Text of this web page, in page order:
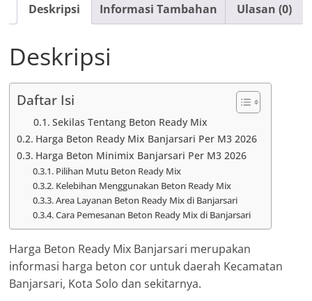
Deskripsi Informasi Tambahan Ulasan (0)
Deskripsi
Daftar Isi
Sekilas Tentang Beton Ready Mix
Harga Beton Ready Mix Banjarsari Per M3 2026
Harga Beton Minimix Banjarsari Per M3 2026
Pilihan Mutu Beton Ready Mix
Kelebihan Menggunakan Beton Ready Mix
Area Layanan Beton Ready Mix di Banjarsari
Cara Pemesanan Beton Ready Mix di Banjarsari
Harga Beton Ready Mix Banjarsari merupakan
informasi harga beton cor untuk daerah Kecamatan
Banjarsari, Kota Solo dan sekitarnya.